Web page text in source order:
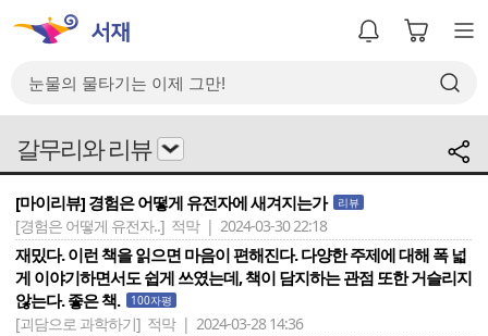
갈무리와 리뷰
[마이리뷰] 경험은 어떻게 유전자에 새겨지는가 리뷰
[경험은 어떻게 유전자..] 적막 | 2024-03-30 22:18
재밌다. 이런 책을 읽으면 마음이 편해진다. 다양한 주제에 대해 폭 넓
게 이야기하면서도 쉽게 쓰였는데, 책이 담지하는 관점 또한 거슬리지
않는다. 좋은 책.
100자평
[괴담으로 과학하기] 적막 | 2024-03-28 14:36